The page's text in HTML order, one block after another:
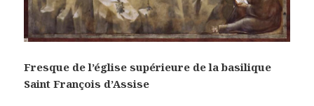
Fresque de l’église supérieure de la basilique
Saint François d’Assise